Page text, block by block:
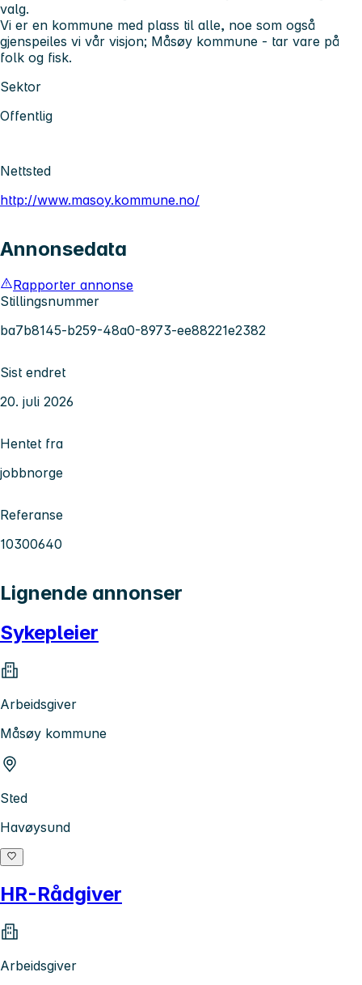
valg.
Vi er en kommune med plass til alle, noe som også
gjenspeiles vi vår visjon; Måsøy kommune - tar vare på
folk og fisk.
Sektor
Offentlig
Nettsted
http://www.masoy.kommune.no/
Annonsedata
Rapporter annonse
Stillingsnummer
ba7b8145-b259-48a0-8973-ee88221e2382
Sist endret
20. juli 2026
Hentet fra
jobbnorge
Referanse
10300640
Lignende annonser
Sykepleier
Arbeidsgiver
Måsøy kommune
Sted
Havøysund
HR-Rådgiver
Arbeidsgiver